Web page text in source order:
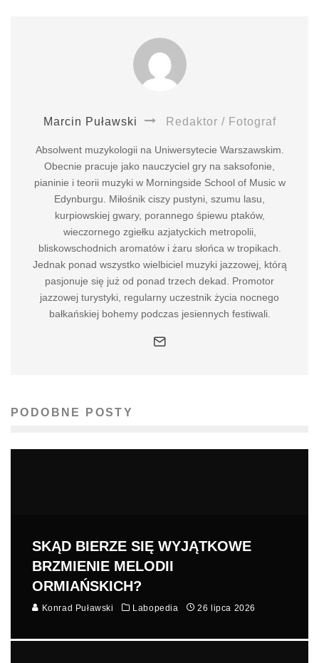
Marcin Puławski Redaktor / Fotograf
Absolwent muzykologii na Uniwersytecie Warszawskim.
Obecnie pracuje jako nauczyciel gry na saksofonie,
pianinie i teorii muzyki w Morningside School of Music w
Edynburgu. Miłośnik ciszy pustyni, szumu lasu,
kurpiowskiej gwary, porannego śpiewu ptaków,
wieczornego zgiełku azjatyckich metropolii,
bliskowschodnich aromatów i żaru słońca w tropikach.
Jednak ponad wszystko wielbiciel muzyki jazzowej, którą
pasjonuje się już od ponad trzech dekad. Promotor
jazzowej turystyki, regularny uczestnik życia nocnego
bałkańskiej bohemy podczas jesiennych festiwali.
PODOBNE POSTY
SKĄD BIERZE SIĘ WYJĄTKOWE
BRZMIENIE MELODII
ORMIAŃSKICH?
Konrad Puławski Labopedia 26 lipca 2026